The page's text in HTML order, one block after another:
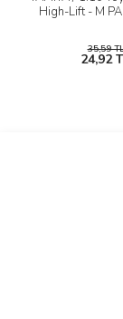
High-Lift - M
35,59
24,92
YÜZEY KAPLAMA
TEKNİK KİTAP ve